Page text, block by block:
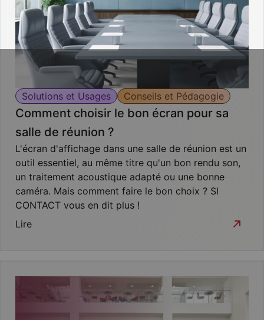
Solutions et Usages Conseils et Pédagogie
Comment choisir le bon écran pour sa
salle de réunion ?
L'écran d'affichage dans une salle de réunion est un
outil essentiel, au même titre qu'un bon rendu son,
un traitement acoustique adapté ou une bonne
caméra. Mais comment faire le bon choix ? SI
CONTACT vous en dit plus !
Lire